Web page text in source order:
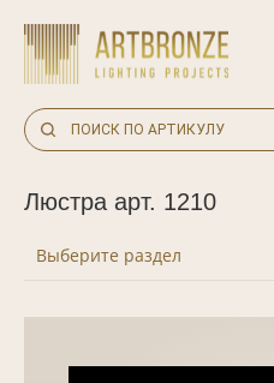
content
Люстра арт. 1210
Выберите раздел